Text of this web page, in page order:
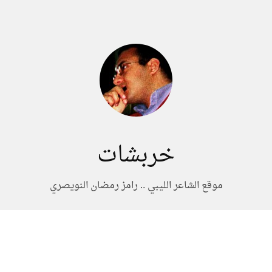
خربشات
موقع الشاعر الليبي .. رامز رمضان النويصري